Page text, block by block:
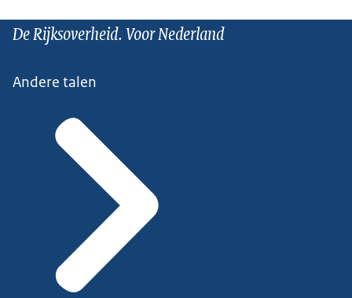
De Rijksoverheid. Voor Nederland
Andere talen